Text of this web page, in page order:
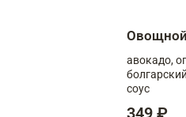
авокадо,
соус
349 ₽